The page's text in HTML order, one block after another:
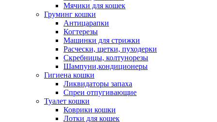
Мячики для кошек
Груминг кошки
Антицарапки
Когтерезы
Машинки для стрижки
Расчески, щетки, пуходерки
Скребницы, колтунорезы
Шампуни,кондиционеры
Гигиена кошки
Ликвидаторы запаха
Спреи отпугивающие
Туалет кошки
Коврики кошки
Лотки для кошек